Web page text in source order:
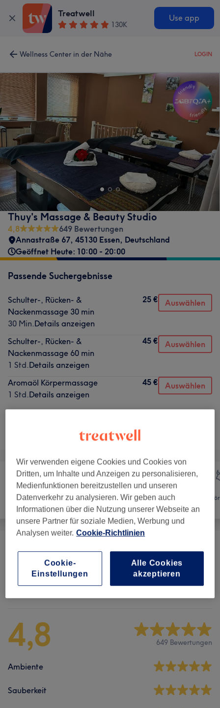
Treatwell
130K
Use app
Wellness Center in der Nähe LOGIN
Thuy's Massage & Beauty Studio
4,8
649 Bewertungen
Annastraße 67, 45130 Essen, Deutschland
Geöffnet Heute: 10:00 - 20:00
Passende Suchergebnisse
Schulter-, Rücken- &
Nackenmassage 30 min
30 Min.Details anzeigen
25 € Auswählen
Schulter-, Rücken- &
Nackenmassage 60 min
1 Std.Details anzeigen
45 € Auswählen
Aromaöl Körpermassage
1 Std.Details anzeigen
45 € Auswählen
Nägel Massage
Massagen (18) ab 25 €
Salonbewertungen
4,8 649 Bewertungen
Ambiente
Sauberkeit
Wir verwenden eigene Cookies und Cookies von
Dritten, um Inhalte und Anzeigen zu personalisieren,
Medienfunktionen bereitzustellen und unseren
Datenverkehr zu analysieren. Wir geben auch
Informationen über die Nutzung unserer Webseite an
unsere Partner für soziale Medien, Werbung und
Analysen weiter. Cookie-Richtlinien
Cookie-
Einstellungen
Alle Cookies
akzeptieren